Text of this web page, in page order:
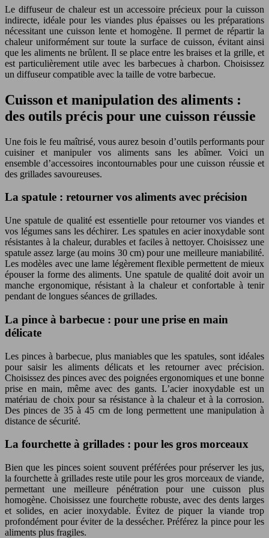
Le diffuseur de chaleur est un accessoire précieux pour la cuisson
indirecte, idéale pour les viandes plus épaisses ou les préparations
nécessitant une cuisson lente et homogène. Il permet de répartir la
chaleur uniformément sur toute la surface de cuisson, évitant ainsi
que les aliments ne brûlent. Il se place entre les braises et la grille, et
est particulièrement utile avec les barbecues à charbon. Choisissez
un diffuseur compatible avec la taille de votre barbecue.
Cuisson et manipulation des aliments :
des outils précis pour une cuisson réussie
Une fois le feu maîtrisé, vous aurez besoin d’outils performants pour
cuisiner et manipuler vos aliments sans les abîmer. Voici un
ensemble d’accessoires incontournables pour une cuisson réussie et
des grillades savoureuses.
La spatule : retourner vos aliments avec précision
Une spatule de qualité est essentielle pour retourner vos viandes et
vos légumes sans les déchirer. Les spatules en acier inoxydable sont
résistantes à la chaleur, durables et faciles à nettoyer. Choisissez une
spatule assez large (au moins 30 cm) pour une meilleure maniabilité.
Les modèles avec une lame légèrement flexible permettent de mieux
épouser la forme des aliments. Une spatule de qualité doit avoir un
manche ergonomique, résistant à la chaleur et confortable à tenir
pendant de longues séances de grillades.
La pince à barbecue : pour une prise en main
délicate
Les pinces à barbecue, plus maniables que les spatules, sont idéales
pour saisir les aliments délicats et les retourner avec précision.
Choisissez des pinces avec des poignées ergonomiques et une bonne
prise en main, même avec des gants. L’acier inoxydable est un
matériau de choix pour sa résistance à la chaleur et à la corrosion.
Des pinces de 35 à 45 cm de long permettent une manipulation à
distance de sécurité.
La fourchette à grillades : pour les gros morceaux
Bien que les pinces soient souvent préférées pour préserver les jus,
la fourchette à grillades reste utile pour les gros morceaux de viande,
permettant une meilleure pénétration pour une cuisson plus
homogène. Choisissez une fourchette robuste, avec des dents larges
et solides, en acier inoxydable. Évitez de piquer la viande trop
profondément pour éviter de la dessécher. Préférez la pince pour les
aliments plus fragiles.